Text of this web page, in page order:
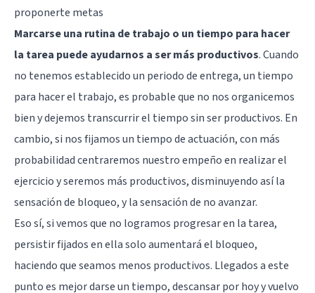
proponerte metas
Marcarse una rutina de trabajo o un tiempo para hacer
la tarea puede ayudarnos a ser más productivos. Cuando
no tenemos establecido un periodo de entrega, un tiempo
para hacer el trabajo, es probable que no nos organicemos
bien y dejemos transcurrir el tiempo sin ser productivos. En
cambio, si nos fijamos un tiempo de actuación, con más
probabilidad centraremos nuestro empeño en realizar el
ejercicio y seremos más productivos, disminuyendo así la
sensación de bloqueo, y la sensación de no avanzar.
Eso sí, si vemos que no logramos progresar en la tarea,
persistir fijados en ella solo aumentará el bloqueo,
haciendo que seamos menos productivos. Llegados a este
punto es mejor darse un tiempo, descansar por hoy y vuelvo